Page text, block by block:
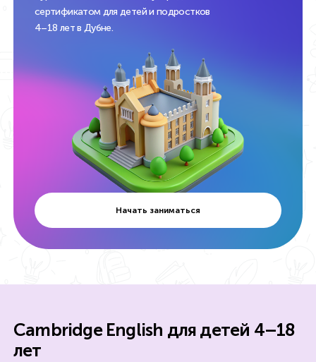
сертификатом для детей и подростков
4–18 лет в Дубне.
Начать заниматься
Cambridge English для детей 4–18
лет